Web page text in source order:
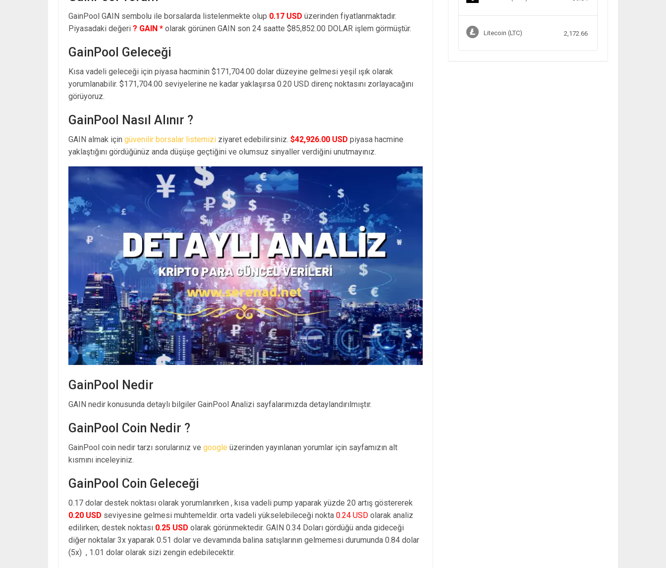
GainPool GAIN sembolu ile borsalarda listelenmekte olup 0.17 USD üzerinden fiyatlanmaktadır.
Piyasadaki değeri ? GAIN * olarak görünen GAIN son 24 saatte $85,852.00 DOLAR işlem görmüştür.
GainPool Geleceği
Kısa vadeli geleceği için piyasa hacminin $171,704.00 dolar düzeyine gelmesi yeşil ışık olarak
yorumlanabilir. $171,704.00 seviyelerine ne kadar yaklaşırsa 0.20 USD direnç noktasını zorlayacağını
görüyoruz.
GainPool Nasıl Alınır ?
GAIN almak için güvenilir borsalar listemizi ziyaret edebilirsiniz. $42,926.00 USD piyasa hacmine
yaklaştığını gördüğünüz anda düşüşe geçtiğini ve olumsuz sinyaller verdiğini unutmayınız.
GainPool Nedir
GAIN nedir konusunda detaylı bilgiler GainPool Analizi sayfalarımızda detaylandırılmıştır.
GainPool Coin Nedir ?
GainPool coin nedir tarzı sorularınız ve google üzerinden yayınlanan yorumlar için sayfamızın alt
kısmını inceleyiniz.
GainPool Coin Geleceği
0.17 dolar destek noktası olarak yorumlanırken , kısa vadeli pump yaparak yüzde 20 artış göstererek
0.20 USD seviyesine gelmesi muhtemeldir. orta vadeli yükselebileceği nokta 0.24 USD olarak analiz
edilirken; destek noktası 0.25 USD olarak görünmektedir. GAIN 0.34 Doları gördüğü anda gideceği
diğer noktalar 3x yaparak 0.51 dolar ve devamında balina satışlarının gelmemesi durumunda 0.84 dolar
(5x) , 1.01 dolar olarak sizi zengin edebilecektir.
Litecoin (LTC) 2,172.66